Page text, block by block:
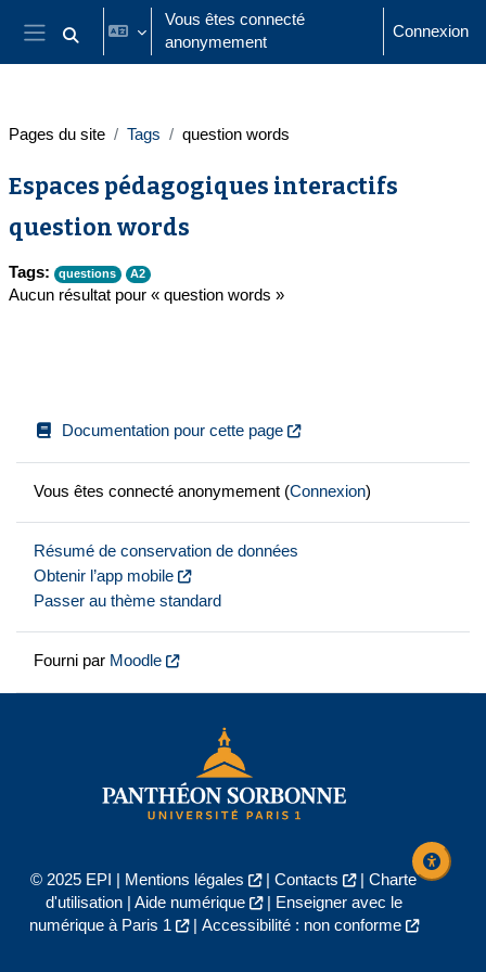
Passer au contenu principal
Panneau latéral
Activer/désactiver la saisie de recherche
Vous êtes connecté
anonymement
Connexion
Pages du site Tags question words
Espaces pédagogiques interactifs
question words
Tags: questions A2
Aucun résultat pour « question words »
Documentation pour cette page
Vous êtes connecté anonymement (Connexion)
Résumé de conservation de données
Obtenir l’app mobile
Passer au thème standard
Fourni par Moodle
© 2025 EPI | Mentions légales | Contacts | Charte
d'utilisation| Aide numérique |
Enseigner avec le
numérique à Paris 1
| Accessibilité : non conforme